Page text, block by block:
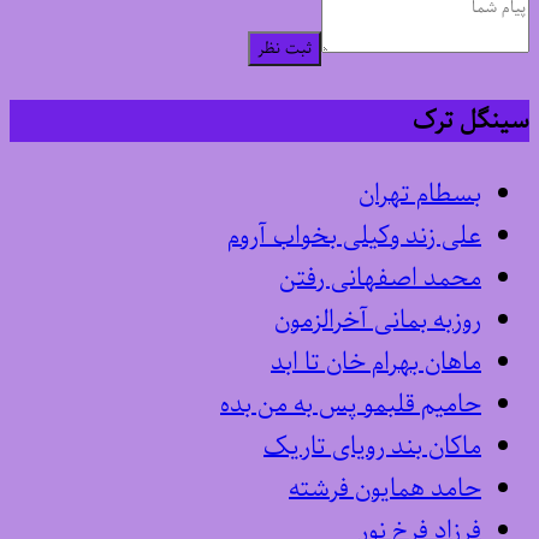
ثبت نظر
سینگل ترک
بسطام تهران
علی زند وکیلی بخواب آروم
محمد اصفهانی رفتن
روزبه بمانی آخرالزمون
ماهان بهرام خان تا ابد
حامیم قلبمو پس به من بده
ماکان بند رویای تاریک
حامد همایون فرشته